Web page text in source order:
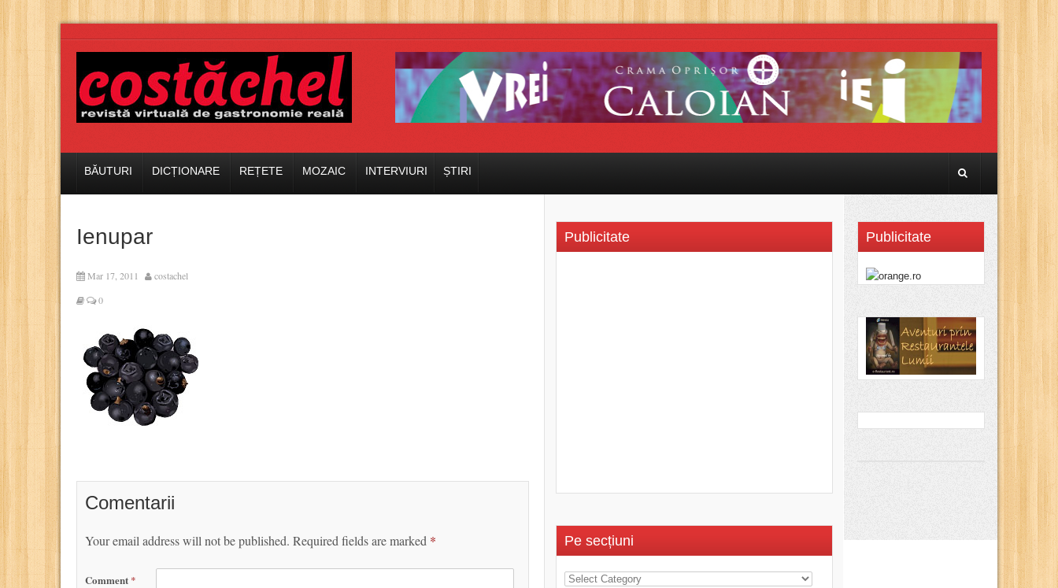
BĂUTURI DICȚIONARE REȚETE MOZAIC INTERVIURI ȘTIRI
Ienupar
Mar 17, 2011
costachel
0
Comentarii
Your email address will not be published. Required fields are marked *
Comment *
Publicitate
Pe secțiuni
Publicitate